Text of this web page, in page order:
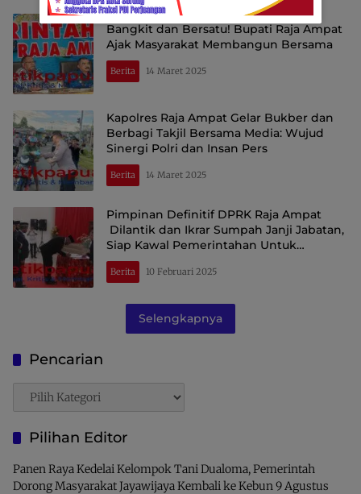
Bangkit dan Bersatu! Bupati Raja Ampat
Ajak Masyarakat Membangun Bersama
Berita 14 Maret 2025
Kapolres Raja Ampat Gelar Bukber dan
Berbagi Takjil Bersama Media: Wujud
Sinergi Polri dan Insan Pers
Berita 14 Maret 2025
Pimpinan Definitif DPRK Raja Ampat
Dilantik dan Ikrar Sumpah Janji Jabatan,
Siap Kawal Pemerintahan Untuk
Kepentingan Rakyat
Berita 10 Februari 2025
Selengkapnya
Pencarian
Pencarian
Pilihan Editor
Panen Raya Kedelai Kelompok Tani Dualoma, Pemerintah
Dorong Masyarakat Jayawijaya Kembali ke Kebun9 Agustus